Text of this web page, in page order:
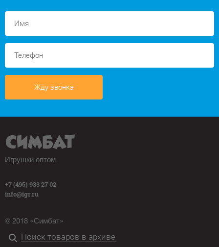
Жду звонка
Игрушки оптом
+7 (495) 933 27 02
info@igr.ru
© 2018 «Симбат»